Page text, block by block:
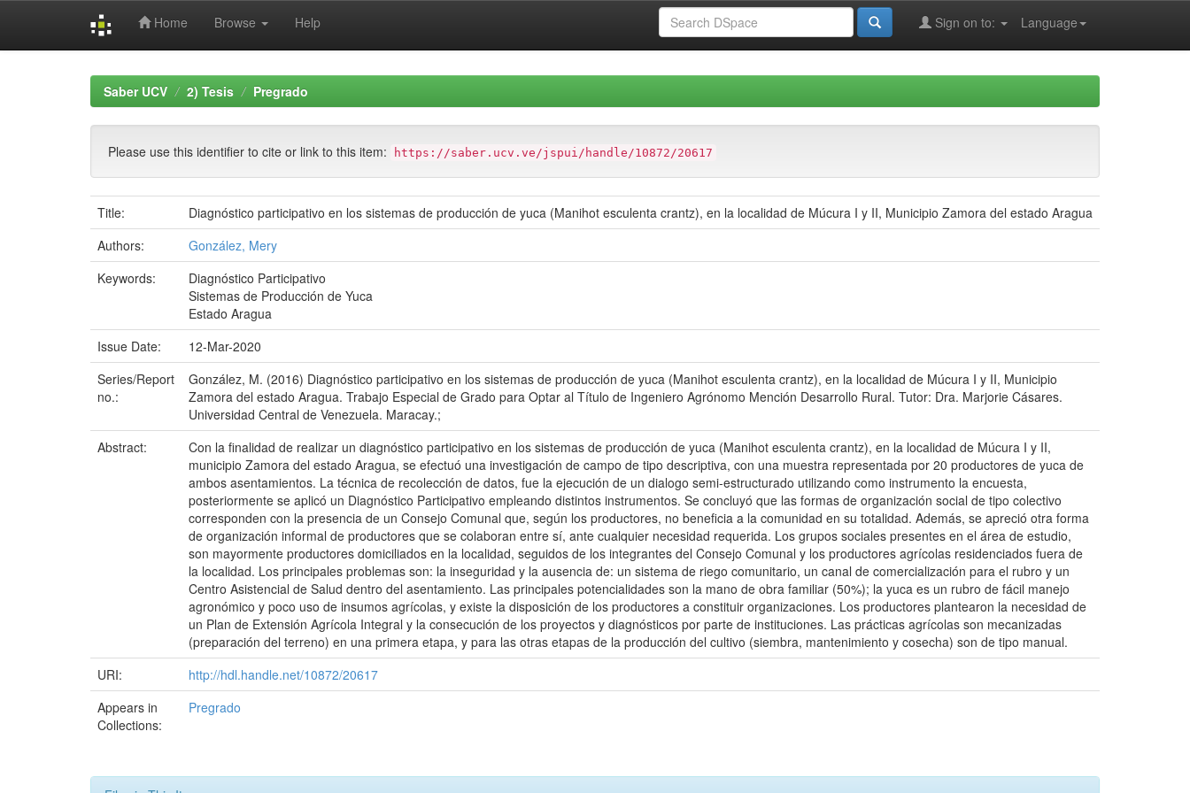
Home Browse Help Language
Sign on to:
Saber UCV 2) Tesis Pregrado
Please use this identifier to cite or link to this item: https://saber.ucv.ve/jspui/handle/10872/20617
Title:
Diagnóstico participativo en los sistemas de producción de yuca (Manihot esculenta crantz), en la localidad de Múcura I y II, Municipio Zamora del estado Aragua
Authors:
González, Mery
Keywords:
Diagnóstico Participativo
Sistemas de Producción de Yuca
Estado Aragua
Issue Date:
12-Mar-2020
Series/Report
no.:
González, M. (2016) Diagnóstico participativo en los sistemas de producción de yuca (Manihot esculenta crantz), en la localidad de Múcura I y II, Municipio
Zamora del estado Aragua. Trabajo Especial de Grado para Optar al Título de Ingeniero Agrónomo Mención Desarrollo Rural. Tutor: Dra. Marjorie Cásares.
Universidad Central de Venezuela. Maracay.;
Abstract:
Con la finalidad de realizar un diagnóstico participativo en los sistemas de producción de yuca (Manihot esculenta crantz), en la localidad de Múcura I y II,
municipio Zamora del estado Aragua, se efectuó una investigación de campo de tipo descriptiva, con una muestra representada por 20 productores de yuca de
ambos asentamientos. La técnica de recolección de datos, fue la ejecución de un dialogo semi-estructurado utilizando como instrumento la encuesta,
posteriormente se aplicó un Diagnóstico Participativo empleando distintos instrumentos. Se concluyó que las formas de organización social de tipo colectivo
corresponden con la presencia de un Consejo Comunal que, según los productores, no beneficia a la comunidad en su totalidad. Además, se apreció otra forma
de organización informal de productores que se colaboran entre sí, ante cualquier necesidad requerida. Los grupos sociales presentes en el área de estudio,
son mayormente productores domiciliados en la localidad, seguidos de los integrantes del Consejo Comunal y los productores agrícolas residenciados fuera de
la localidad. Los principales problemas son: la inseguridad y la ausencia de: un sistema de riego comunitario, un canal de comercialización para el rubro y un
Centro Asistencial de Salud dentro del asentamiento. Las principales potencialidades son la mano de obra familiar (50%); la yuca es un rubro de fácil manejo
agronómico y poco uso de insumos agrícolas, y existe la disposición de los productores a constituir organizaciones. Los productores plantearon la necesidad de
un Plan de Extensión Agrícola Integral y la consecución de los proyectos y diagnósticos por parte de instituciones. Las prácticas agrícolas son mecanizadas
(preparación del terreno) en una primera etapa, y para las otras etapas de la producción del cultivo (siembra, mantenimiento y cosecha) son de tipo manual.
URI:
http://hdl.handle.net/10872/20617
Appears in
Collections:
Pregrado